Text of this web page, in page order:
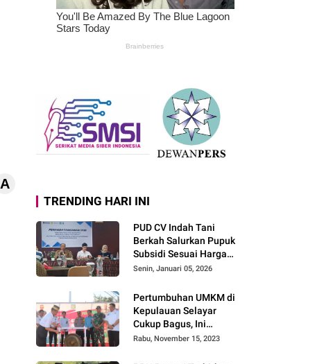
A
TRENDING HARI INI
PUD CV Indah Tani
Berkah Salurkan Pupuk
Subsidi Sesuai Harga
Eceran Tertinggi
Senin, Januari 05, 2026
Pertumbuhan UMKM di
Kepulauan Selayar
Cukup Bagus, Ini
Buktinya
Rabu, November 15, 2023